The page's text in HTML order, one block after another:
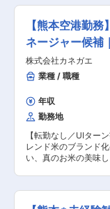
・見守り ・痰吸引など ◇7:00～／ご利用者様起
床 ◇8:00～／サービ
※担当する件数や、ご
ービスは異なります
メ！！ ＊＊ 【POINT1：続けやすい職場3種の
神器】 厚待遇：賞与年2回はもちろん有給休暇や
完全週休二日制とい
職場環境：たくさん
は違い、お一人に寄
ト。また、関わるの
で人間関係で悩むこともあ
は良いけど将来を考
な～」なんて思って
た方もいます。 【POINT2：無料で取れる公的資
格】 無料で「重度訪問介護従業者養成研修統合課
方のご自宅へ伺い、
祉をメインとした訪
ケアスタッフ業務 障
人ひとりに必要なケ
護職です。 研修を通
療的ケア」ができる
としても成長できま
いきたい方、お待ちしており
生活介助： 家事援助
体介護： 起床・就寝
時の同行支援 ・医療
栄養（胃ろう・腸ろ
◎サービス提供責任
緒にお仕事をするス
育など働きやすい環
いします。 質問や相
【熊本空港勤
ネージャー候補
株式会社カネガエ
業種 / 職種
年収
勤務地
【転勤なし／UIター
レンド米のブランド
い、真のお米の美味
本空港店もオープン
り、より良い店舗運